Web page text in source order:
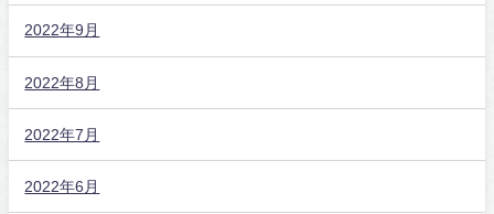
2022年9月
2022年8月
2022年7月
2022年6月